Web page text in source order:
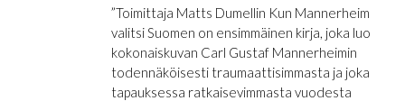
”Toimittaja Matts Dumellin Kun Mannerheim
valitsi Suomen on ensimmäinen kirja, joka luo
kokonaiskuvan Carl Gustaf Mannerheimin
todennäköisesti traumaattisimmasta ja joka
tapauksessa ratkaisevimmasta vuodesta